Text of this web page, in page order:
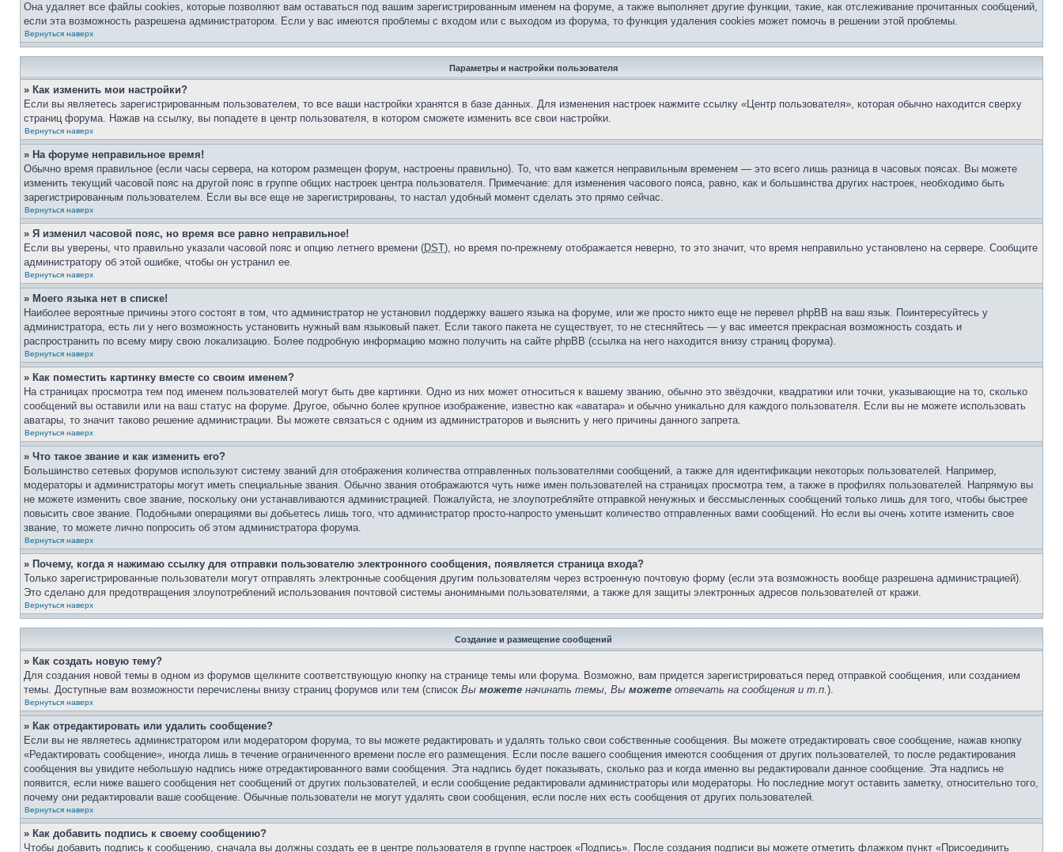
Она удаляет все файлы cookies, которые позволяют вам оставаться под вашим зарегистрированным именем на форуме, а также выполняет другие функции, такие, как отслеживание прочитанных сообщений,
если эта возможность разрешена администратором. Если у вас имеются проблемы с входом или с выходом из форума, то функция удаления cookies может помочь в решении этой проблемы.
Вернуться наверх
Параметры и настройки пользователя
» Как изменить мои настройки?
Если вы являетесь зарегистрированным пользователем, то все ваши настройки хранятся в базе данных. Для изменения настроек нажмите ссылку «Центр пользователя», которая обычно находится сверху
страниц форума. Нажав на ссылку, вы попадете в центр пользователя, в котором сможете изменить все свои настройки.
Вернуться наверх
» На форуме неправильное время!
Обычно время правильное (если часы сервера, на котором размещен форум, настроены правильно). То, что вам кажется неправильным временем — это всего лишь разница в часовых поясах. Вы можете
изменить текущий часовой пояс на другой пояс в группе общих настроек центра пользователя. Примечание: для изменения часового пояса, равно, как и большинства других настроек, необходимо быть
зарегистрированным пользователем. Если вы все еще не зарегистрированы, то настал удобный момент сделать это прямо сейчас.
Вернуться наверх
» Я изменил часовой пояс, но время все равно неправильное!
Если вы уверены, что правильно указали часовой пояс и опцию летнего времени (DST), но время по-прежнему отображается неверно, то это значит, что время неправильно установлено на сервере. Сообщите
администратору об этой ошибке, чтобы он устранил ее.
Вернуться наверх
» Моего языка нет в списке!
Наиболее вероятные причины этого состоят в том, что администратор не установил поддержку вашего языка на форуме, или же просто никто еще не перевел phpBB на ваш язык. Поинтересуйтесь у
администратора, есть ли у него возможность установить нужный вам языковый пакет. Если такого пакета не существует, то не стесняйтесь — у вас имеется прекрасная возможность создать и
распространить по всему миру свою локализацию. Более подробную информацию можно получить на сайте phpBB (ссылка на него находится внизу страниц форума).
Вернуться наверх
» Как поместить картинку вместе со своим именем?
На страницах просмотра тем под именем пользователей могут быть две картинки. Одно из них может относиться к вашему званию, обычно это звёздочки, квадратики или точки, указывающие на то, сколько
сообщений вы оставили или на ваш статус на форуме. Другое, обычно более крупное изображение, известно как «аватара» и обычно уникально для каждого пользователя. Если вы не можете использовать
аватары, то значит таково решение администрации. Вы можете связаться с одним из администраторов и выяснить у него причины данного запрета.
Вернуться наверх
» Что такое звание и как изменить его?
Большинство сетевых форумов используют систему званий для отображения количества отправленных пользователями сообщений, а также для идентификации некоторых пользователей. Например,
модераторы и администраторы могут иметь специальные звания. Обычно звания отображаются чуть ниже имен пользователей на страницах просмотра тем, а также в профилях пользователей. Напрямую вы
не можете изменить свое звание, поскольку они устанавливаются администрацией. Пожалуйста, не злоупотребляйте отправкой ненужных и бессмысленных сообщений только лишь для того, чтобы быстрее
повысить свое звание. Подобными операциями вы добьетесь лишь того, что администратор просто-напросто уменьшит количество отправленных вами сообщений. Но если вы очень хотите изменить свое
звание, то можете лично попросить об этом администратора форума.
Вернуться наверх
» Почему, когда я нажимаю ссылку для отправки пользователю электронного сообщения, появляется страница входа?
Только зарегистрированные пользователи могут отправлять электронные сообщения другим пользователям через встроенную почтовую форму (если эта возможность вообще разрешена администрацией).
Это сделано для предотвращения злоупотреблений использования почтовой системы анонимными пользователями, а также для защиты электронных адресов пользователей от кражи.
Вернуться наверх
Создание и размещение сообщений
» Как создать новую тему?
Для создания новой темы в одном из форумов щелкните соответствующую кнопку на странице темы или форума. Возможно, вам придется зарегистрироваться перед отправкой сообщения, или созданием
темы. Доступные вам возможности перечислены внизу страниц форумов или тем (список Вы можете начинать темы, Вы можете отвечать на сообщения и т.п.).
Вернуться наверх
» Как отредактировать или удалить сообщение?
Если вы не являетесь администратором или модератором форума, то вы можете редактировать и удалять только свои собственные сообщения. Вы можете отредактировать свое сообщение, нажав кнопку
«Редактировать сообщение», иногда лишь в течение ограниченного времени после его размещения. Если после вашего сообщения имеются сообщения от других пользователей, то после редактирования
сообщения вы увидите небольшую надпись ниже отредактированного вами сообщения. Эта надпись будет показывать, сколько раз и когда именно вы редактировали данное сообщение. Эта надпись не
появится, если ниже вашего сообщения нет сообщений от других пользователей, и если сообщение редактировали администраторы или модераторы. Но последние могут оставить заметку, относительно того,
почему они редактировали ваше сообщение. Обычные пользователи не могут удалять свои сообщения, если после них есть сообщения от других пользователей.
Вернуться наверх
» Как добавить подпись к своему сообщению?
Чтобы добавить подпись к сообщению, сначала вы должны создать ее в центре пользователя в группе настроек «Подпись». После создания подписи вы можете отметить флажком пункт «Присоединить